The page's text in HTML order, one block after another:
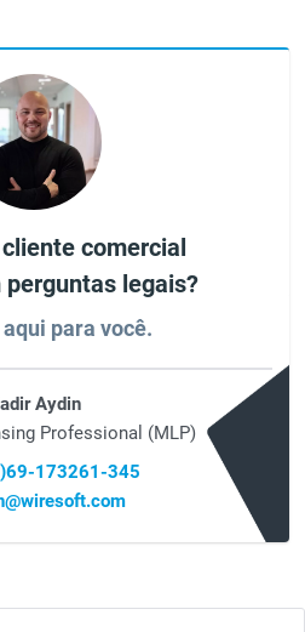
comercial
legais?
aqui para você.
Aydin
Professional (MLP)
173261-345